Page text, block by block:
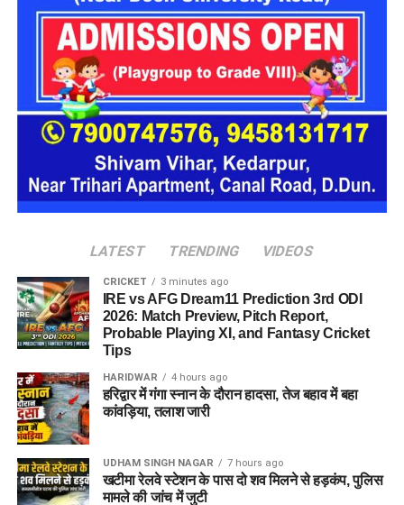
कांग्रेस ने इस मुद्दे पर भाजपा को घेरा
कांग्रेस ने इस मुद्दे पर भाजपा को घेरते हुए कहा कि आंदोलन कर रहे युवाओं
के लिए इस तरह की भाषा का इस्तेमाल दुर्भाग्यपूर्ण है। पार्टी नेताओं का
कहना है कि जिन छात्रों ने अपने भविष्य और रोजगार से जुड़े मुद्दों को लेकर
लगातार संघर्ष किया, उनके प्रति सम्मानजनक व्यवहार होना चाहिए।
कांग्रेस प्रवक्ता प्रतिमा सिंह ने कहा कि लाखों युवाओं की आवाज को
नजरअंदाज नहीं किया जा सकता। उनके अनुसार, छात्रों के आंदोलन और
जनदबाव के बाद ही केंद्र सरकार को महत्वपूर्ण निर्णय लेने पड़े। उन्होंने
युवाओं की भावनाओं को ठेस पहुंचाने वाली है।
LATEST TRENDING VIDEOS
CRICKET 3 minutes ago
IRE vs AFG Dream11 Prediction 3rd ODI
2026: Match Preview, Pitch Report,
Probable Playing XI, and Fantasy Cricket
Tips
HARIDWAR 4 hours ago
हरिद्वार में गंगा स्नान के दौरान हादसा, तेज बहाव में बहा
कांवड़िया, तलाश जारी
UDHAM SINGH NAGAR 7 hours ago
खटीमा रेलवे स्टेशन के पास दो शव मिलने से हड़कंप, पुलिस
मामले की जांच में जुटी